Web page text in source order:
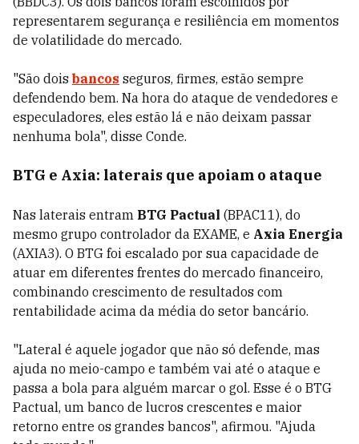
representarem segurança e resiliência em momentos
de volatilidade do mercado.
"São dois bancos seguros, firmes, estão sempre
defendendo bem. Na hora do ataque de vendedores e
especuladores, eles estão lá e não deixam passar
nenhuma bola", disse Conde.
BTG e Axia: laterais que apoiam o ataque
Nas laterais entram BTG Pactual (BPAC11), do
mesmo grupo controlador da EXAME, e Axia Energia
(AXIA3). O BTG foi escalado por sua capacidade de
atuar em diferentes frentes do mercado financeiro,
combinando crescimento de resultados com
rentabilidade acima da média do setor bancário.
"Lateral é aquele jogador que não só defende, mas
ajuda no meio-campo e também vai até o ataque e
passa a bola para alguém marcar o gol. Esse é o BTG
Pactual, um banco de lucros crescentes e maior
retorno entre os grandes bancos", afirmou. "Ajuda